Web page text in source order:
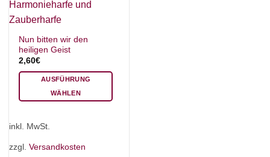
Nun bitten wir den
heiligen Geist
2,60€
AUSFÜHRUNG
WÄHLEN
mehrere
inkl. MwSt.
zzgl. Versandkosten